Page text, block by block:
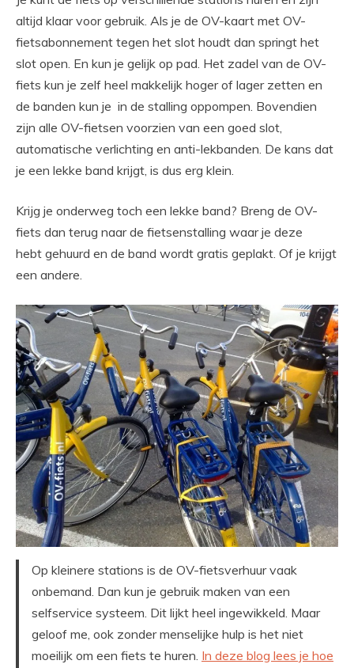
altijd klaar voor gebruik. Als je de OV-kaart met OV-
fietsabonnement tegen het slot houdt dan springt het
slot open. En kun je gelijk op pad. Het zadel van de OV-
fiets kun je zelf heel makkelijk hoger of lager zetten en
de banden kun je in de stalling oppompen. Bovendien
zijn alle OV-fietsen voorzien van een goed slot,
automatische verlichting en anti-lekbanden. De kans dat
je een lekke band krijgt, is dus erg klein.
Krijg je onderweg toch een lekke band? Breng de OV-
fiets dan terug naar de fietsenstalling waar je deze
hebt gehuurd en de band wordt gratis geplakt. Of je krijgt
een andere.
Op kleinere stations is de OV-fietsverhuur vaak
onbemand. Dan kun je gebruik maken van een
selfservice systeem. Dit lijkt heel ingewikkeld. Maar
geloof me, ook zonder menselijke hulp is het niet
moeilijk om een fiets te huren. In deze blog lees je hoe